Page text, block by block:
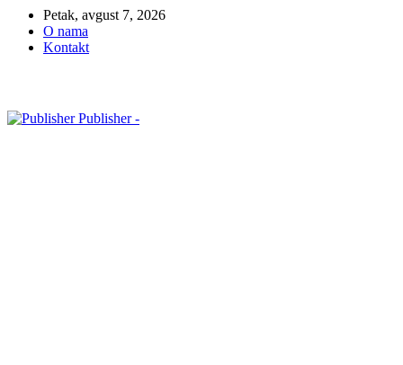
Petak, avgust 7, 2026
O nama
Kontakt
Publisher -